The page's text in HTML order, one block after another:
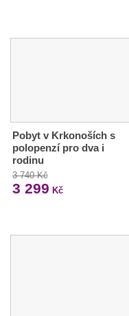
Pobyt v Krkonoších s
polopenzí pro dva i
rodinu
3 740 Kč
3 299 Kč